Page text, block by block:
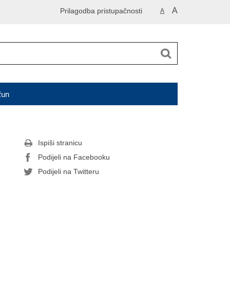
A A
Prilagodba pristupačnosti
Ispiši stranicu
Podijeli na Facebooku
Podijeli na Twitteru